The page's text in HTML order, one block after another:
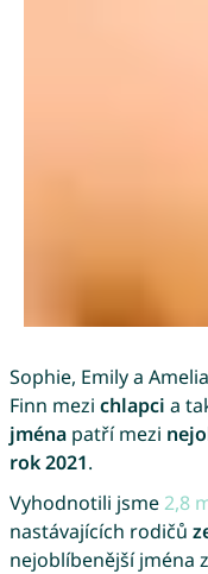
Sophie, Emily a
Finn mezi chlapci a
jménapatří mezi
rok 2021.
Vyhodnotili jsme2,8
nastávajících rodičů
nejoblíbenější jména